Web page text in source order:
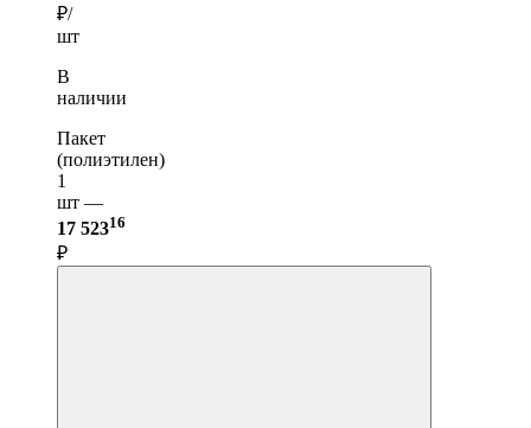
₽/
шт
В
наличии
Пакет
(полиэтилен)
1
шт —
17 52316
₽